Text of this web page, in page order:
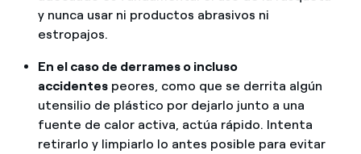
y nunca usar ni productos abrasivos ni
estropajos.
En el caso de derrames o incluso
accidentespeores, como que se derrita algún
utensilio de plástico por dejarlo junto a una
fuente de calor activa, actúa rápido. Intenta
retirarlo y limpiarlo lo antes posible para evitar